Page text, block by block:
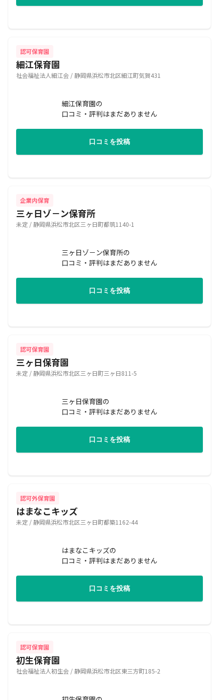
認可保育園
細江保育園
社会福祉法人細江会 / 静岡県浜松市北区細江町気賀431
細江保育園の
口コミ・評判はまだありません
口コミを投稿
企業内保育
三ヶ日ゾ－ン保育所
未定 / 静岡県浜松市北区三ヶ日町都筑1140-1
三ヶ日ゾ－ン保育所の
口コミ・評判はまだありません
口コミを投稿
認可保育園
三ヶ日保育園
未定 / 静岡県浜松市北区三ヶ日町三ヶ日811-5
三ヶ日保育園の
口コミ・評判はまだありません
口コミを投稿
認可外保育園
はまなこキッズ
未定 / 静岡県浜松市北区三ヶ日町都築1162-44
はまなこキッズの
口コミ・評判はまだありません
口コミを投稿
認可保育園
初生保育園
社会福祉法人初生会 / 静岡県浜松市北区東三方町185-2